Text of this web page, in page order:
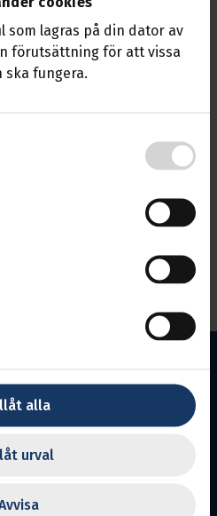
som lagras på din dator av
förutsättning för att vissa
fungera.
alla
urval
årsmöte den 4/2 2023
kommer hållas i
på Örsholmen i
val av ordförande
styrelserepresentant
upplägg och vi
på fika, välkommen!
Örjan Jakobsson